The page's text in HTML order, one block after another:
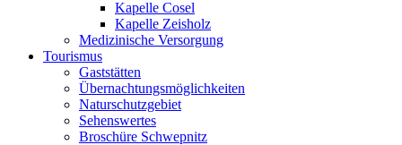
Kapelle Cosel
Kapelle Zeisholz
Medizinische Versorgung
Tourismus
Gaststätten
Übernachtungsmöglichkeiten
Naturschutzgebiet
Sehenswertes
Broschüre Schwepnitz